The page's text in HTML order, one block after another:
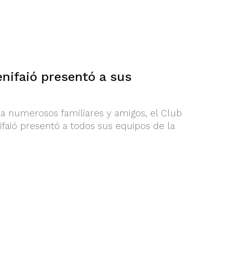
presentó a sus
numerosos familiares y amigos, el Club
presentó a todos sus equipos de la